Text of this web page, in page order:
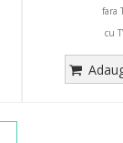
fara
cu